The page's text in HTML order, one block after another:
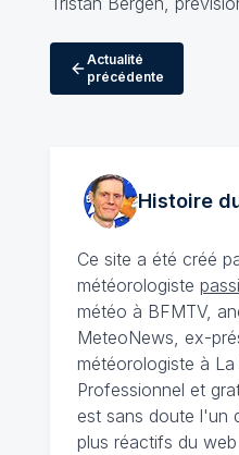
Actualité
précédente
Histoire
Ce site a été créé
météorologiste
météo à BFMTV,
MeteoNews, ex-
météorologiste à
Professionnel et
est sans doute l'un
plus réactifs du